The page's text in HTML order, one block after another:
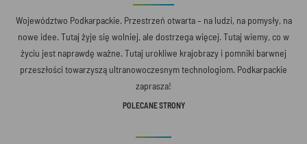
Województwo Podkarpackie. Przestrzeń otwarta – na ludzi, na pomysły, na
nowe idee. Tutaj żyje się wolniej, ale dostrzega więcej. Tutaj wiemy, co w
życiu jest naprawdę ważne. Tutaj urokliwe krajobrazy i pomniki barwnej
przeszłości towarzyszą ultranowoczesnym technologiom. Podkarpackie
zaprasza!
POLECANE STRONY